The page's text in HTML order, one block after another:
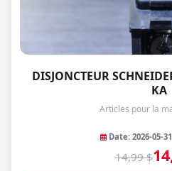
DISJONCTEUR
KA
Articles pour la
Date: 2026-05-
14,99 $